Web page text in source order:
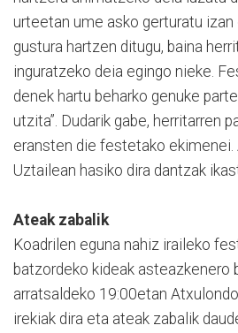
urteetan ume asko gerturatu
gustura hartzen ditugu, baina
inguratzeko deia egingo nieke.
denek hartu beharko genuke
utzita”. Dudarik gabe, herritarren
eransten die festetako ekimenei.
Uztailean hasiko dira dantzak
Ateak zabalik
Koadrilen eguna nahiz iraileko
batzordeko kideak asteazkenero
arratsaldeko 19:00etan
irekiak dira eta ateak zabalik